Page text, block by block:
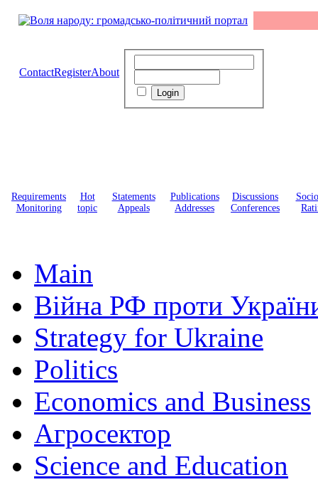
ContactRegisterAbout
Requirements
Monitoring
Hot
topic
Statements
Appeals
Publications
Addresses
Discussions
Conferences
Main
Війна РФ проти
Strategy for Ukraine
Politics
Economics and Business
Агросектор
Science and Education